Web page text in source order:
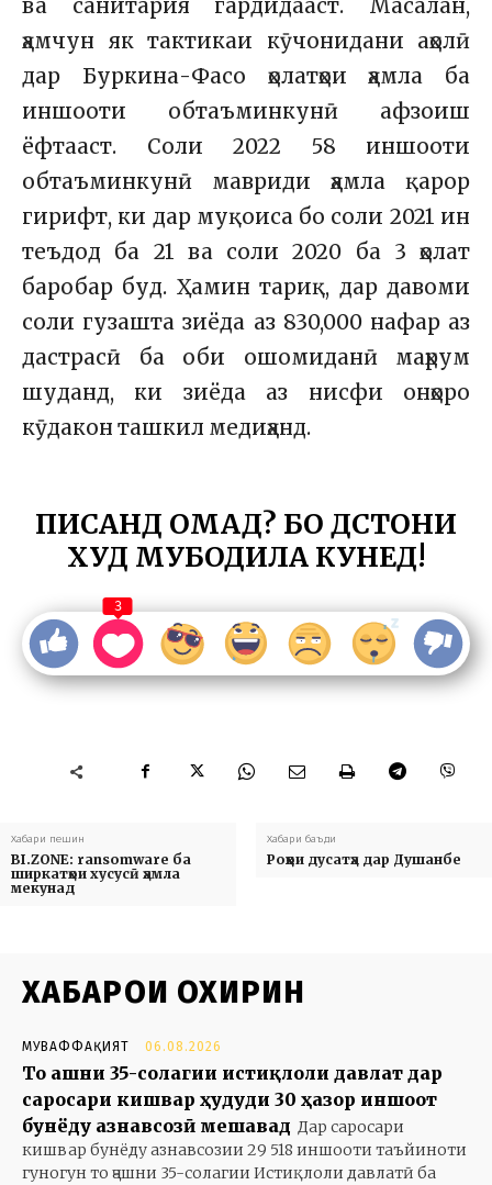
ва санитария гардидааст. Масалан,
ҳамчун як тактикаи кӯчонидани аҳолӣ
дар Буркина-Фасо ҳолатҳои ҳамла ба
иншооти обтаъминкунӣ афзоиш
ёфтааст. Соли 2022 58 иншооти
обтаъминкунӣ мавриди ҳамла қарор
гирифт, ки дар муқоиса бо соли 2021 ин
теъдод ба 21 ва соли 2020 ба 3 ҳолат
баробар буд. Ҳамин тариқ, дар давоми
соли гузашта зиёда аз 830,000 нафар аз
дастрасӣ ба оби ошомиданӣ маҳрум
шуданд, ки зиёда аз нисфи онҳоро
кӯдакон ташкил медиҳанд.
ПИСАНД ОМАД? БО ДӮСТОНИ
ХУД МУБОДИЛА КУНЕД!
3
Хабари пешин
BI.ZONE: ransomware ба
ширкатҳои хусусӣ ҳамла
мекунад
Хабари баъди
Роҳҳои дусатҳа дар Душанбе
ХАБАРҲОИ ОХИРИН
МУВАФФАҚИЯТ 06.08.2026
То ҷашни 35-солагии истиқлоли давлат дар
саросари кишвар ҳудуди 30 ҳазор иншоот
бунёду азнавсозӣ мешавад Дар саросари
кишвар бунёду азнавсозии 29 518 иншооти таъйиноти
гуногун то ҷашни 35-солагии Истиқлоли давлатӣ ба